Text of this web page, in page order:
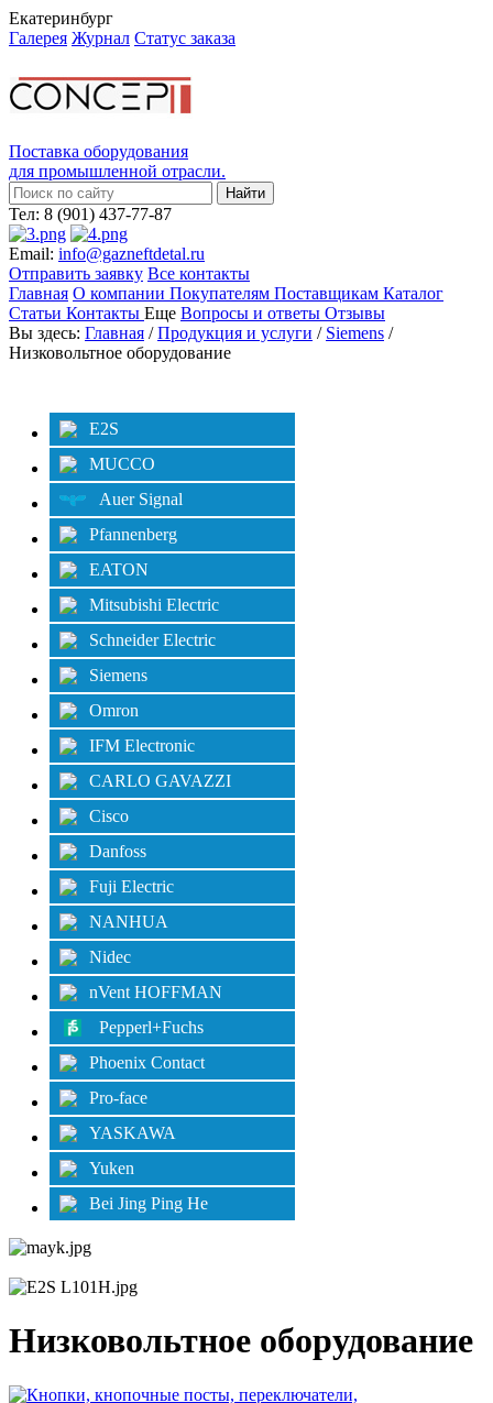
Екатеринбург
Галерея Журнал Статус заказа
Поставка оборудования
для промышленной отрасли.
Тел: 8 (901) 437-77-87
Email: info@gazneftdetal.ru
Отправить заявку Все контакты
Главная О компании Покупателям Поставщикам Каталог
Статьи Контакты Еще Вопросы и ответы Отзывы
Вы здесь: Главная /Продукция и услуги / Siemens /
Низковольтное оборудование
E2S
MUCCO
Auer Signal
Pfannenberg
EATON
Mitsubishi Electric
Schneider Electric
Siemens
Omron
IFM Electronic
CARLO GAVAZZI
Cisco
Danfoss
Fuji Electric
NANHUA
Nidec
nVent HOFFMAN
Pepperl+Fuchs
Phoenix Contact
Pro-face
YASKAWA
Yuken
Bei Jing Ping He
Низковольтное оборудование